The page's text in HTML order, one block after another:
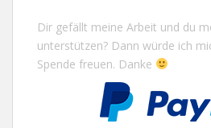
Dir gefällt meine Arbeit und du
unterstützen? Dann würde ich
Spende freuen. Danke